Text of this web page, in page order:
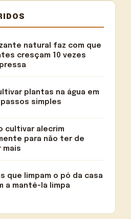
natural faz com que
cresçam 10 vezes
plantas na água em
passos simples
cultivar alecrim
para não ter de
mais
que limpam o pó da casa
a mantê-la limpa